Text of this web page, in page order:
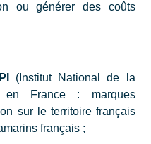
ou générer des coûts
(Institut National de la
en France : marques
sur le territoire français
français ;